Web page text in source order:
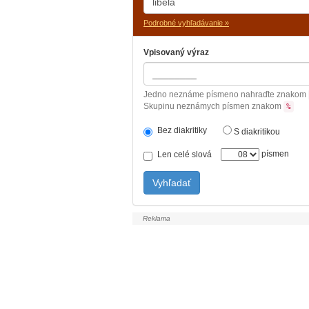
Podrobné vyhľadávanie »
Vpisovaný výraz
Jedno neznáme písmeno nahraďte znakom
Skupinu neznámych písmen znakom %
Bez diakritiky S diakritikou
Len celé slová písmen
Vyhľadať